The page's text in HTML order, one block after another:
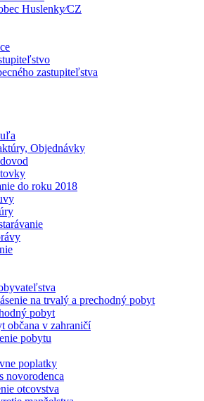
Huslenky⁄CZ
zastupiteľstva
Objednávky
do roku 2018
na trvalý a prechodný pobyt
pobyt
občana v zahraničí
pobytu
poplatky
novorodenca
otcovstva